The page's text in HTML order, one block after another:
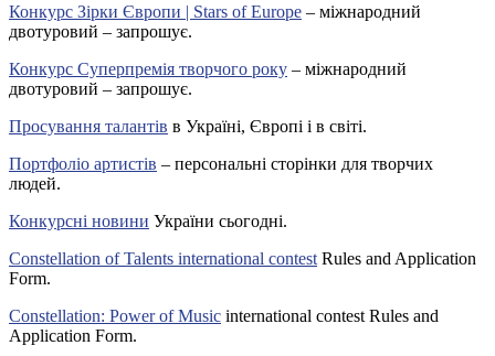
Конкурс Зірки Європи | Stars of Europe – міжнародний
двотуровий – запрошує.
Конкурс Суперпремія творчого року – міжнародний
двотуровий – запрошує.
Просування талантів в Україні, Європі і в світі.
Портфоліо артистів – персональні сторінки для творчих
людей.
Конкурсні новини України сьогодні.
Constellation of Talents international contest Rules and Application
Form.
Constellation: Power of Music international contest Rules and
Application Form.